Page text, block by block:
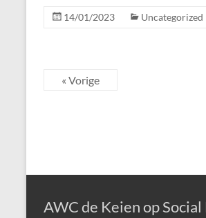
14/01/2023 Uncategorized
« Vorige
AWC de Keien op